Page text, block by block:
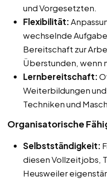
und Vorgesetzten.
Flexibilität:
wechselnde
Bereitschaft zur
Überstunden, wenn
Lernbereitschaft:
Weiterbildungen
Techniken und
Organisatorische
Selbstständigkeit:
diesen Vollzeitjobs,
Heusweiler